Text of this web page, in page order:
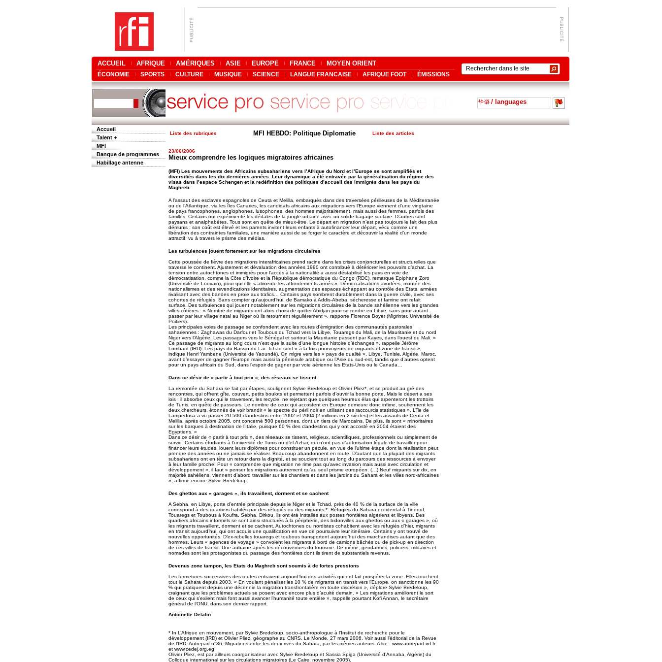
ACCUEIL AFRIQUE AMÉRIQUES ASIE EUROPE FRANCE MOYEN ORIENT
ÉCONOMIE SPORTS CULTURE MUSIQUE SCIENCE LANGUE FRANCAISE AFRIQUE FOOT ÉMISSIONS
/ languages
Accueil
Talent +
MFI
Banque de programmes
Habillage antenne
Liste des rubriques MFI HEBDO: Politique Diplomatie Liste des articles
23/06/2006
Mieux comprendre les logiques migratoires africaines
(MFI) Les mouvements des Africains subsahariens vers l’Afrique du Nord et l’Europe se sont amplifiés et
diversifiés dans les dix dernières années. Leur dynamique a été entravée par la généralisation du régime des
visas dans l’espace Schengen et la redéfinition des politiques d’accueil des immigrés dans les pays du
Maghreb.
A l’assaut des esclaves espagnoles de Ceuta et Melilla, embarqués dans des traversées périlleuses de la Méditerranée
ou de l’Atlantique, via les îles Canaries, les candidats africains aux migrations vers l’Europe viennent d’une vingtaine
de pays francophones, anglophones, lusophones, des hommes majoritairement, mais aussi des femmes, parfois des
familles. Certains ont expérimenté les dédales de la jungle urbaine avec un solide bagage scolaire. D’autres sont
paysans et analphabètes. Tous sont en quête de mieux-être. Le départ en migration n’est pas toujours le fait des plus
démunis : son coût est élevé et les parents invitent leurs enfants à autofinancer leur départ, vécu comme une
libération des contraintes familiales, une manière aussi de se forger le caractère et découvrir la réalité d’un monde
attractif, vu à travers le prisme des médias.
Les turbulences jouent fortement sur les migrations circulaires
Cette poussée de fièvre des migrations interafricaines prend racine dans les crises conjoncturelles et structurelles que
traverse le continent. Ajustement et dévaluation des années 1990 ont contribué à détériorer les pouvoirs d’achat. La
tension entre autochtones et immigrés pour l’accès à la nationalité a aussi déstabilisé les pays en voie de
démocratisation, comme la Côte d’Ivoire et la République démocratique du Congo (RDC), remarque Epiphane Zoro
(Université de Louvain), pour qui elle « alimente les affrontements armés ». Démocratisations avortées, montée des
nationalismes et des revendications identitaires, augmentation des espaces échappant au contrôle des Etats, armées
rivalisant avec des bandes en proie aux trafics… Certains pays sombrent durablement dans la guerre civile, avec ses
cohortes de réfugiés. Sans compter qu’aujourd’hui, de Bamako à Addis-Abeba, sécheresse et famine ont refait
surface. Des turbulences qui jouent notablement sur les migrations circulaires de la bande sahélienne vers les grandes
villes côtières : « Nombre de migrants ont alors choisi de quitter Abidjan pour se rendre en Libye, sans pour autant
passer par leur village natal au Niger où ils retournent régulièrement », rapporte Florence Boyer (Migrinter, Université de
Poitiers).
Les principales voies de passage se confondent avec les routes d’émigration des communautés pastorales
sahariennes : Zaghawas du Darfour et Toubous du Tchad vers la Libye, Touaregs du Mali, de la Mauritanie et du nord
Niger vers l’Algérie. Les passagers vers le Sénégal et surtout la Mauritanie passent par Kayes, dans l’ouest du Mali. «
Ce passage de migrants au long cours n’est que la suite d’une longue histoire d’échanges », rappelle Jérôme
Lombard (IRD). Les pays du Bassin du Lac Tchad sont « à la fois pourvoyeurs de migrants et zone de transit »,
indique Henri Yambene (Université de Yaoundé). On migre vers les « pays de qualité », Libye, Tunisie, Algérie, Maroc,
avant d’essayer de gagner l’Europe mais aussi la péninsule arabique ou l’Asie du sud-est, tandis que d’autres optent
pour un pays africain du Sud, dans l’espoir de gagner par voie aérienne les Etats-Unis ou le Canada…
Dans ce désir de « partir à tout prix », des réseaux se tissent
La remontée du Sahara se fait par étapes, soulignent Sylvie Bredeloup et Olivier Pliez*, et se produit au gré des
rencontres, qui offrent gîte, couvert, petits boulots et permettent parfois d’ouvrir la bonne porte. Mais le désert a ses
lois : il absorbe ceux qui le traversent, les recycle, ne rejetant que quelques heureux élus qui arpenteront les trottoirs
de Tunis, en quête de passeurs. Le nombre de ceux qui accostent en Europe demeure donc infime, soutiennent les
deux chercheurs, étonnés de voir brandir « le spectre du péril noir en utilisant des raccourcis statistiques ». L’île de
Lampedusa a vu passer 20 500 clandestins entre 2002 et 2004 (2 millions en 2 siècles) et les assauts de Ceuta et
Melilla, après octobre 2005, ont concerné 500 personnes, dont un tiers de Marocains. De plus, ils sont « minoritaires
sur les barques à destination de l’Italie, puisque 60 % des clandestins qui y ont accosté en 2004 étaient des
Egyptiens. »
Dans ce désir de « partir à tout prix », des réseaux se tissent, religieux, scientifiques, professionnels ou simplement de
survie. Certains étudiants à l’université de Tunis ou d’el-Azhar, qui n’ont pas d’autorisation légale de travailler pour
financer leurs études, louent leurs diplômes pour constituer un pécule, en vue de l’ultime étape dont la réalisation peut
prendre des années ou ne jamais se réaliser. Beaucoup abandonnent en route. D’autant que la plupart des migrants
subsahariens ont en tête un retour dans la dignité, et se soucient tout au long du parcours des ressources à envoyer
à leur famille proche. Pour « comprendre que migration ne rime pas qu’avec invasion mais aussi avec circulation et
développement », il faut « penser les migrations autrement qu’au seul prisme européen. (…) Neuf migrants sur dix, en
majorité sahéliens, viennent d’abord travailler sur les chantiers et dans les jardins du Sahara et les villes nord-africaines
», affirme encore Sylvie Bredeloup.
Des ghettos aux « garages », ils travaillent, dorment et se cachent
A Sebha, en Libye, porte d’entrée principale depuis le Niger et le Tchad, près de 40 % de la surface de la ville
correspond à des quartiers habités par des réfugiés ou des migrants *. Réfugiés du Sahara occidental à Tindouf,
Touaregs et Toubous à Koufra, Sebha, Dirkou, ils ont été installés aux postes frontières algériens et libyens. Des
quartiers africains informels se sont ainsi structurés à la périphérie, des bidonvilles aux ghettos ou aux « garages », où
les migrants travaillent, dorment et se cachent. Autochtones ou nordistes cohabitent avec les réfugiés d’hier, migrants
en transit aujourd’hui, qui ont acquis une qualification en vue de poursuivre leur itinéraire. Certains y ont trouvé de
nouvelles opportunités. D’ex-rebelles touaregs et toubous transportent aujourd’hui des marchandises autant que des
hommes. Leurs « agences de voyage » convoient les migrants à bord de camions bâchés ou de pick-up en direction
de ces villes de transit. Une aubaine après les déconvenues du tourisme. De même, gendarmes, policiers, militaires et
nomades sont les protagonistes du passage des frontières dont ils tirent de substantiels revenus.
Devenus zone tampon, les Etats du Maghreb sont soumis à de fortes pressions
Les fermetures successives des routes entravent aujourd’hui des activités qui ont fait prospérer la zone. Elles touchent
tout le Sahara depuis 2003. « En voulant pénaliser les 10 % de migrants en transit vers l’Europe, on sanctionne les 90
% qui pratiquent depuis une décennie la migration transfrontalière en toute discrétion », déplore Sylvie Bredeloup,
craignant que les problèmes actuels se posent avec encore plus d’acuité demain. « Les migrations améliorent le sort
de ceux qui s’exilent mais font aussi avancer l’humanité toute entière », rappelle pourtant Kofi Annan, le secrétaire
général de l’ONU, dans son dernier rapport.
Antoinette Delafin
* In L’Afrique en mouvement, par Sylvie Bredeloup, socio-anthropologue à l’Institut de recherche pour le
développement (IRD) et Olivier Pliez, géographe au CNRS. Le Monde, 27 mars 2006. Voir aussi l’éditorial de la Revue
de l’IRD, Autrepart n°36, Migrations entre les deux rives du Sahara, par les mêmes auteurs. A lire : www.autrepart.ird.fr
et www.cedej.org.eg
Olivier Pliez, est par ailleurs coorganisateur avec Sylvie Bredeloup et Sassia Spiga (Université d’Annaba, Algérie) du
Colloque international sur les circulations migratoires (Le Caire, novembre 2005).